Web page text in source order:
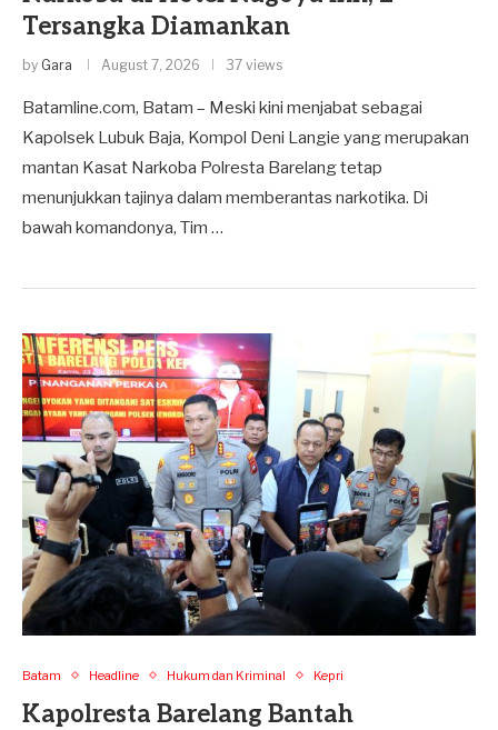
Tersangka Diamankan
by Gara August 7, 2026 37 views
Batamline.com, Batam – Meski kini menjabat sebagai
Kapolsek Lubuk Baja, Kompol Deni Langie yang merupakan
mantan Kasat Narkoba Polresta Barelang tetap
menunjukkan tajinya dalam memberantas narkotika. Di
bawah komandonya, Tim …
Batam Headline Hukum dan Kriminal Kepri
Kapolresta Barelang Bantah